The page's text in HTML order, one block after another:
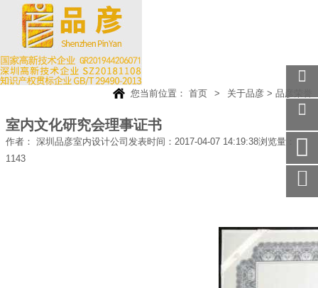
您当前位置： 首页 > 关于品彦 > 品彦荣誉
室内文化研究会理事证书
作者： 深圳品彦室内设计公司 发表时间：2017-04-07 14:19:38浏览量：
1143
关注
微信
在线
手机
访问
回到
顶部